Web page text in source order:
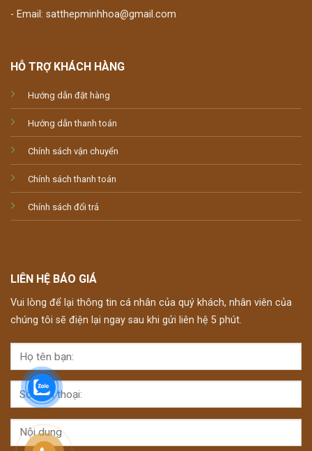
- Email: satthepminhhoa@gmail.com
HỖ TRỢ KHÁCH HÀNG
Hướng dẫn đặt hàng
Hướng dẫn thanh toán
Chính sách vận chuyển
Chính sách thanh toán
Chính sách đổi trả
LIÊN HỆ BÁO GIÁ
Vui lòng để lại thông tin cá nhân của quý khách, nhân viên của
chúng tôi sẽ điện lại ngay sau khi gửi liên hệ 5 phút.